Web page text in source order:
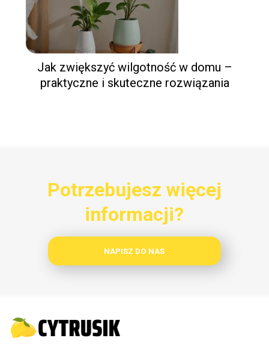
Jak zwiększyć wilgotność w domu –
praktyczne i skuteczne rozwiązania
Potrzebujesz więcej
informacji?
NAPISZ DO NAS